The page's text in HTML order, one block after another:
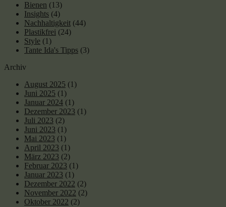
Bienen (13)
Insights (4)
Nachhaltigkeit (44)
Plastikfrei (24)
Style (1)
Tante Ida's Tipps (3)
Archiv
August 2025 (1)
Juni 2025 (1)
Januar 2024 (1)
Dezember 2023 (1)
Juli 2023 (2)
Juni 2023 (1)
Mai 2023 (1)
April 2023 (1)
März 2023 (2)
Februar 2023 (1)
Januar 2023 (1)
Dezember 2022 (2)
November 2022 (2)
Oktober 2022 (2)